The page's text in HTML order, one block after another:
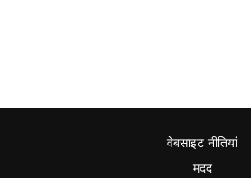
वेबसाइट नीतियां
मदद